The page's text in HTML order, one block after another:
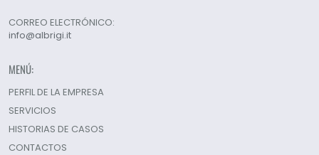
CORREO ELECTRÓNICO:
info@albrigi.it
MENÚ:
PERFIL DE LA EMPRESA
SERVICIOS
HISTORIAS DE CASOS
CONTACTOS